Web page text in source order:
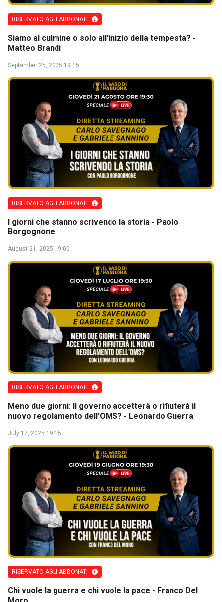
RISERVATO AGLI ABBONATI
Siamo al culmine o solo all'inizio della tempesta? -
Matteo Brandi
September 25, 2025 19:15
RISERVATO AGLI ABBONATI
I giorni che stanno scrivendo la storia - Paolo
Borgognone
August 21, 2025 19:00
RISERVATO AGLI ABBONATI
Meno due giorni: Il governo accetterà o rifiuterà il
nuovo regolamento dell’OMS? - Leonardo Guerra
July 17, 2025 19:15
RISERVATO AGLI ABBONATI
Chi vuole la guerra e chi vuole la pace - Franco Del